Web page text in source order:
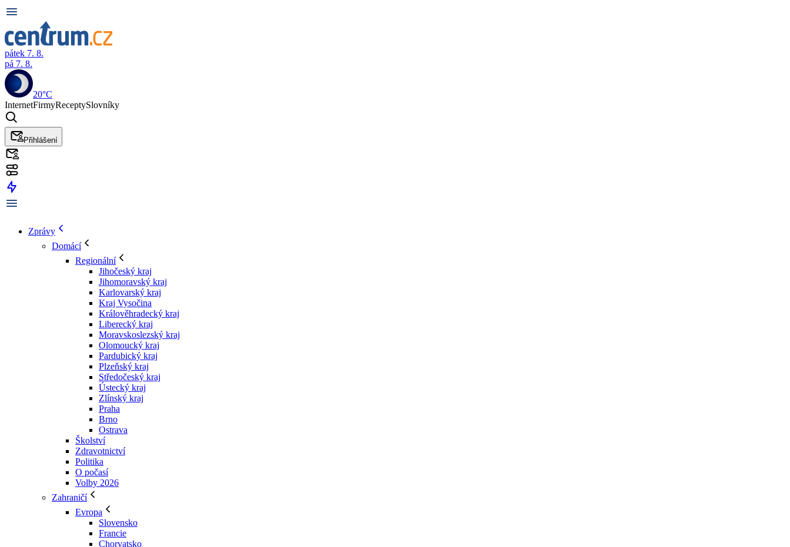
pátek 7. 8.
pá 7. 8.
20°C
InternetFirmyReceptySlovníky
Přihlášení
Zprávy
Domácí
Regionální
Jihočeský kraj
Jihomoravský kraj
Karlovarský kraj
Kraj Vysočina
Králověhradecký kraj
Liberecký kraj
Moravskoslezský kraj
Olomoucký kraj
Pardubický kraj
Plzeňský kraj
Středočeský kraj
Ústecký kraj
Zlínský kraj
Praha
Brno
Ostrava
Školství
Zdravotnictví
Politika
O počasí
Volby 2026
Zahraničí
Evropa
Slovensko
Francie
Chorvatsko